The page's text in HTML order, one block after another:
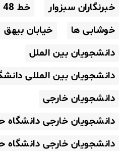
خبرنگاران سبزوار
خط 48 اینچ گاز
خوشابی ها
خیابان بیهق
دانشجویان بین الملل
دانشجویان بین المللی
دانشجویان خارجی
دانشجویان خارجی دانشگاه
دانشجویان خارجی دانشگاه